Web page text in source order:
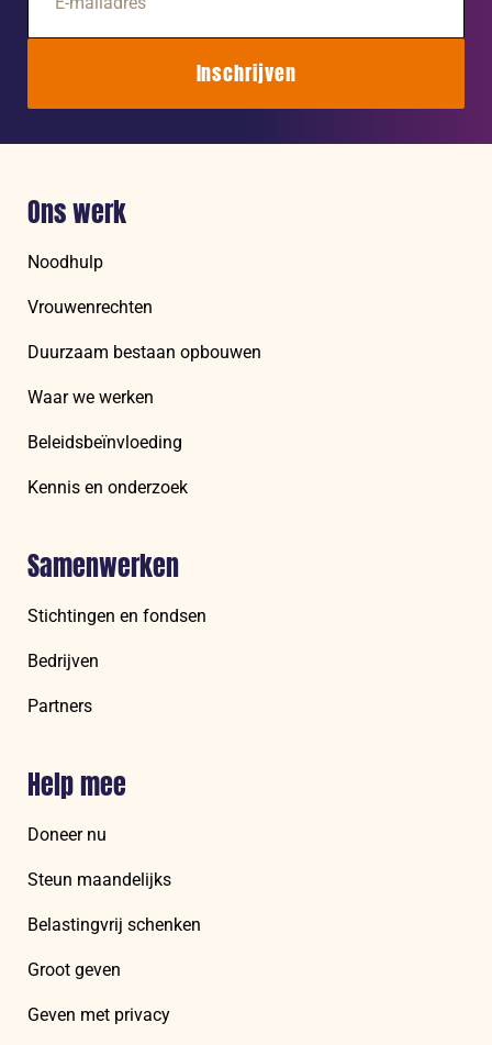
mailadres
Inschrijven
Ons werk
Noodhulp
Vrouwenrechten
Duurzaam bestaan opbouwen
Waar we werken
Beleidsbeïnvloeding
Kennis en onderzoek
Samenwerken
Stichtingen en fondsen
Bedrijven
Partners
Help mee
Doneer nu
Steun maandelijks
Belastingvrij schenken
Groot geven
Geven met privacy